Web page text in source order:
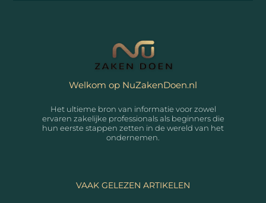
Welkom op NuZakenDoen.nl
Het ultieme bron van informatie voor zowel
ervaren zakelijke professionals als beginners die
hun eerste stappen zetten in de wereld van het
ondernemen.
VAAK GELEZEN ARTIKELEN